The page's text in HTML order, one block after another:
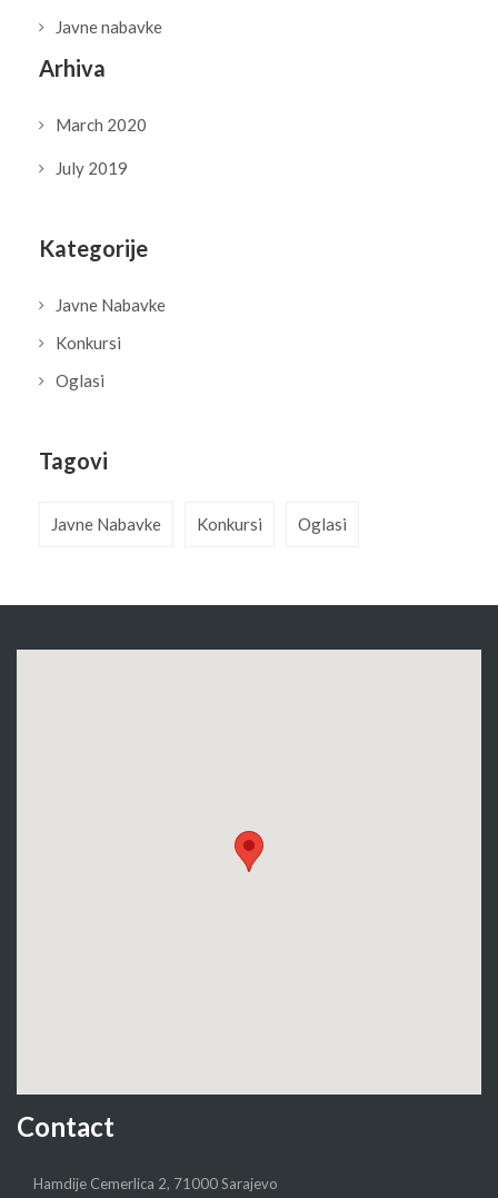
Javne nabavke
Arhiva
March 2020
July 2019
Kategorije
Javne Nabavke
Konkursi
Oglasi
Tagovi
Javne Nabavke Konkursi Oglasi
Contact
Hamdije Cemerlica 2, 71000 Sarajevo